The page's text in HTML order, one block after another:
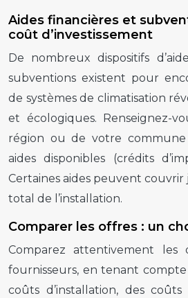
Aides financières et
coût d’investissement
De nombreux dispositifs
subventions existent pour
de systèmes de climatisation
et écologiques. Renseignez-
région ou de votre
aides disponibles (crédits
Certaines aides peuvent couvrir
total de l’installation.
Comparer les offres : un
Comparez attentivement les
fournisseurs, en tenant
coûts d’installation, des